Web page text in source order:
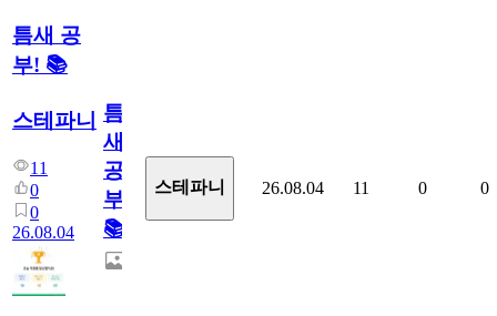
틈새 공
부! 📚
스테파니
11
0
0
26.08.04
틈
새
공
부!
📚
스테파니 26.08.04 11 0 0